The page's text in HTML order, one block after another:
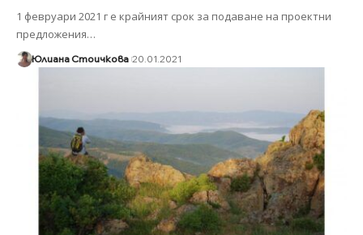
1 февруари 2021 г е крайният срок за подаване на проектни
предложения…
Юлиана Стоичкова 20.01.2021